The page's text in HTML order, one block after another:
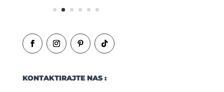
KONTAKTIRAJTE NAS :